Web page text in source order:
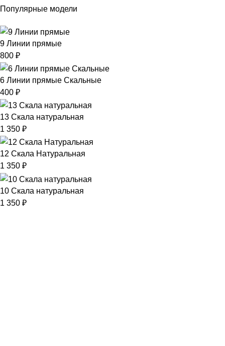
Популярные модели
9 Линии прямые
800 ₽
6 Линии прямые Скальные
400 ₽
13 Скала натуральная
1 350 ₽
12 Скала Натуральная
1 350 ₽
10 Скала натуральная
1 350 ₽